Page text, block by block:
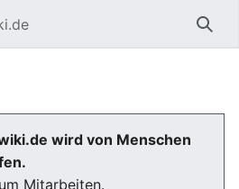
wird von Menschen
Mitarbeiten.